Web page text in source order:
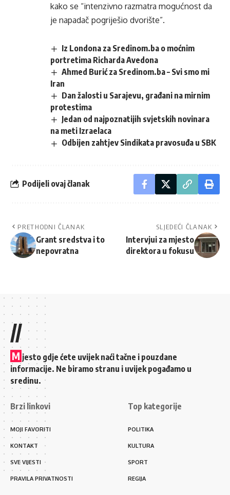
kako se “intenzivno razmatra mogućnost da
je napadač pogriješio dvorište”.
Iz Londona za Sredinom.ba o moćnim
portretima Richarda Avedona
Ahmed Burić za Sredinom.ba – Svi smo mi
Iran
Dan žalosti u Sarajevu, građani na mirnim
protestima
Jedan od najpoznatijih svjetskih novinara
na meti Izraelaca
Odbijen zahtjev Sindikata pravosuđa u SBK
Podijeli ovaj članak
PRETHODNI ČLANAK
Grant sredstva i to
nepovratna
SLJEDEĆI ČLANAK
Intervjui za mjesto
direktora u fokusu
//
M jesto gdje ćete uvijek naći tačne i pouzdane
informacije. Ne biramo stranu i uvijek pogađamo u
sredinu.
Brzi linkovi
MOJI FAVORITI
KONTAKT
SVE VIJESTI
PRAVILA PRIVATNOSTI
Top kategorije
POLITIKA
KULTURA
SPORT
REGIJA